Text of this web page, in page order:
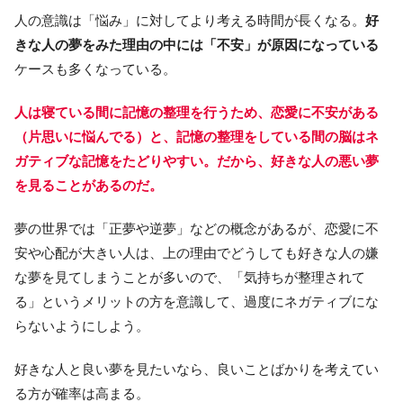
人の意識は「悩み」に対してより考える時間が長くなる。 好
きな人の夢をみた理由の中には「不安」が原因になっている
ケースも多くなっている。
人は寝ている間に記憶の整理を行うため、恋愛に不安がある
（片思いに悩んでる）と、記憶の整理をしている間の脳はネ
ガティブな記憶をたどりやすい。だから、好きな人の悪い夢
を見ることがあるのだ。
夢の世界では「正夢や逆夢」などの概念があるが、恋愛に不
安や心配が大きい人は、上の理由でどうしても好きな人の嫌
な夢を見てしまうことが多いので、「気持ちが整理されて
る」というメリットの方を意識して、過度にネガティブにな
らないようにしよう。
好きな人と良い夢を見たいなら、良いことばかりを考えてい
る方が確率は高まる。